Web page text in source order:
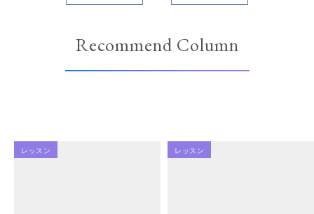
Recommend Column
レッスン レッスン